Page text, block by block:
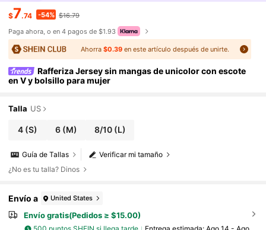
$7.74 -54% $16.79
Paga ahora, o en 4 pagos de $1.93
Ahorra $0.39en este artículo después de unirte.
Rafferiza Jersey sin mangas de unicolor con escote
en V y bolsillo para mujer
Talla US
4 (S) 6 (M) 8/10(L)
Verificar mi tamaño
Guía de Tallas
¿No es tu talla? Dinos
Envío a United States
Envío gratis(Pedidos ≥ $15.00)